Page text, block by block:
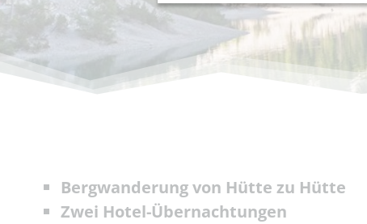
Bergwanderung von Hütte zu Hütte
Zwei Hotel-Übernachtungen